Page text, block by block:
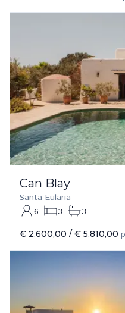
Can Blay
Santa Eularia
6
3 3
€ 2.600,00 / € 5.810,00